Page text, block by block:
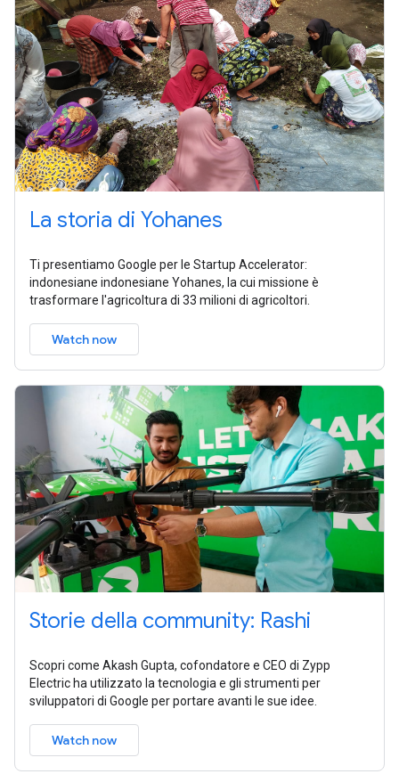
La storia di Yohanes
Ti presentiamo Google per le Startup Accelerator:
indonesiane indonesiane Yohanes, la cui missione è
trasformare l'agricoltura di 33 milioni di agricoltori.
Watch now
Storie della community: Rashi
Scopri come Akash Gupta, cofondatore e CEO di Zypp
Electric ha utilizzato la tecnologia e gli strumenti per
sviluppatori di Google per portare avanti le sue idee.
Watch now